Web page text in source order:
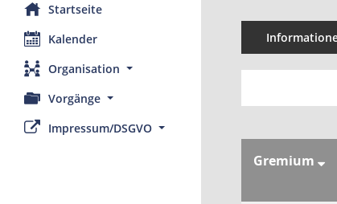
Startseite
Kalender
Organisation
Vorgänge
Impressum/DSGVO
Gremium